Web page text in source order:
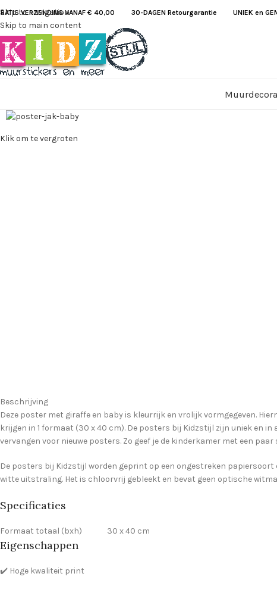
Skip to navigation
Skip to main content
VERZENDING VANAF € 40,00 30-DAGEN Retourgarantie UNIEK en
Klik om te vergroten
Beschrijving
Deze poster met giraffe en baby is kleurrijk en vrolijk vormgegeven.
krijgen in 1 formaat (30 x 40 cm). De posters bij Kidzstijl zijn uniek en
vervangen voor nieuwe posters. Zo geef je de kinderkamer met een
De posters bij Kidzstijl worden geprint op een ongestreken
witte uitstraling. Het is chloorvrij gebleekt en bevat geen optische
Specificaties
Formaat totaal (bxh) 30 x 40 cm
Eigenschappen
✔️ Hoge kwaliteit print